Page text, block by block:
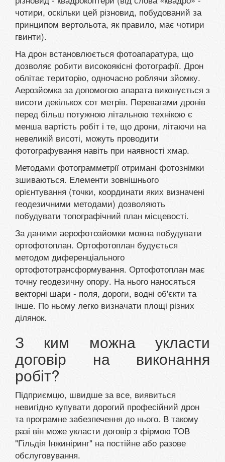
чотири, оскільки цей різновид, побудований за
принципом вертольота, як правило, має чотири
гвинти).
На дрон встановлюється фотоапаратура, що
дозволяє робити високоякісні фотографії. Дрон
облітає територію, одночасно роблячи зйомку.
Аерозйомка за допомогою апарата виконується з
висоти декількох сот метрів. Перевагами дронів
перед більш потужною літальною технікою є
менша вартість робіт і те, що дрони, літаючи на
невеликій висоті, можуть проводити
фотографування навіть при наявності хмар.
Методами фотограмметрії отримані фотознімки
зшиваються. Елементи зовнішнього
орієнтування (точки, координати яких визначені
геодезичними методами) дозволяють
побудувати топографічний план місцевості.
За даними аерофотозйомки можна побудувати
ортофотоплан. Ортофотоплан будується
методом диференціального
ортофототрансформування. Ортофотоплан має
точну геодезичну опору. На нього наносяться
векторні шари - поля, дороги, водні об'єкти та
інше. По ньому легко визначати площі різних
ділянок.
З ким можна укласти
договір на виконання
робіт?
Підприємцю, швидше за все, виявиться
невигідно купувати дорогий професійний дрон
та програмне забезпечення до нього. В такому
разі він може укласти договір з фірмою ТОВ
"Гільдія Інжиніринг" на постійне або разове
обслуговування.